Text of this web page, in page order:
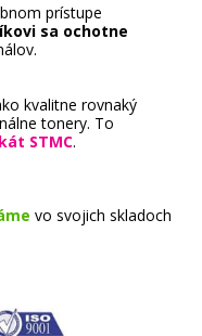
prístupe
sa ochotne
kvalitne rovnaký
tonery. To
STMC.
vo svojich skladoch